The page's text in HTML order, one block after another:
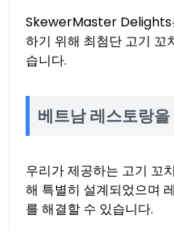
SkewerMaster Delights
하기 위해 최첨단 고기 꼬
습니다.
베트남 레스토랑
우리가 제공하는 고기 꼬
해 특별히 설계되었으며
를 해결할 수 있습니다.